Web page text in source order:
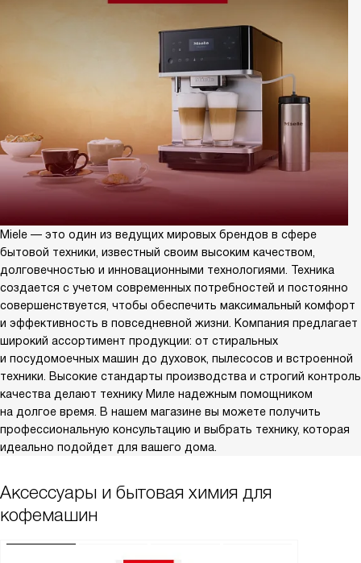
Miele — это один из ведущих мировых брендов в сфере
бытовой техники, известный своим высоким качеством,
долговечностью и инновационными технологиями. Техника
создается с учетом современных потребностей и постоянно
совершенствуется, чтобы обеспечить максимальный комфорт
и эффективность в повседневной жизни. Компания предлагает
широкий ассортимент продукции: от стиральных
и посудомоечных машин до духовок, пылесосов и встроенной
техники. Высокие стандарты производства и строгий контроль
качества делают технику Миле надежным помощником
на долгое время. В нашем магазине вы можете получить
профессиональную консультацию и выбрать технику, которая
идеально подойдет для вашего дома.
Аксессуары и бытовая химия для
кофемашин